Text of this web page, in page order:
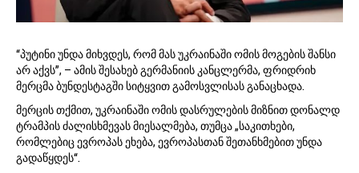
“პუტინი უნდა მიხვდეს, რომ მას უკრაინაში ომის მოგების შანსი
არ აქვს”, – ამის შესახებ გერმანიის კანცლერმა, ფრიდრიხ
მერცმა ბუნდესტაგში სიტყვით გამოსვლისას განაცხადა.
მერცის თქმით, უკრაინაში ომის დასრულების მიზნით დონალდ
ტრამპის ძალისხმევას მიესალმება, თუმცა „საკითხები,
რომლებიც ევროპას ეხება, ევროპასთან შეთანხმებით უნდა
გადაწყდეს“.